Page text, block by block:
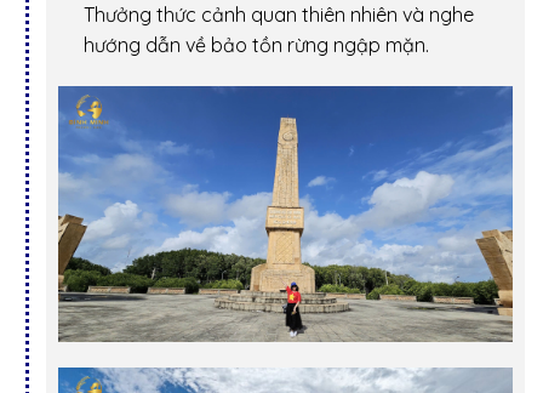
Thưởng thức cảnh quan thiên nhiên và nghe
hướng dẫn về bảo tồn rừng ngập mặn.